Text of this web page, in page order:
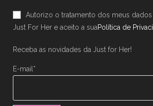
new
tab
new
tab
Autorizo o tratamento dos meus
Just For Her e aceito a suaPolítica de
Receba as novidades da Just for Her!
E-mail*